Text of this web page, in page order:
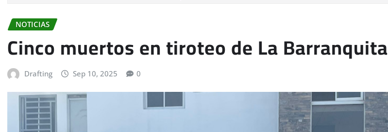
NOTICIAS
Cinco muertos en tiroteo de La Barranquita
Drafting Sep 10, 2025 0